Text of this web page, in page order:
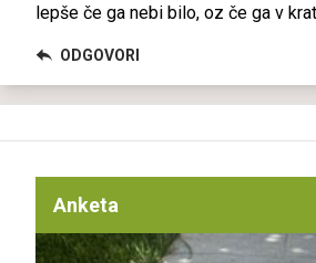
lepše če ga nebi bilo, oz če ga v
ODGOVORI
Anketa